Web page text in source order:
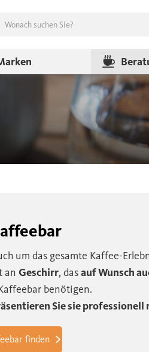
um das gesamte Kaffee-
an Geschirr, dasauf Wunsch
benötigen.
Sie sie
finden